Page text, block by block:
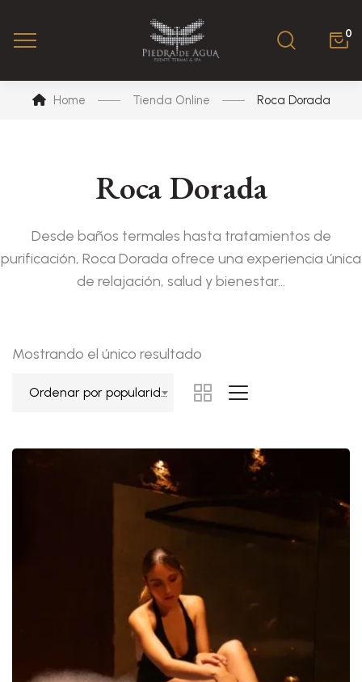
0
Home Tienda Online Roca Dorada
Roca Dorada
Desde baños termales hasta tratamientos de
purificación, Roca Dorada ofrece una experiencia única
de relajación, salud y bienestar…
Mostrando el único resultado
Ordenar por popularidad